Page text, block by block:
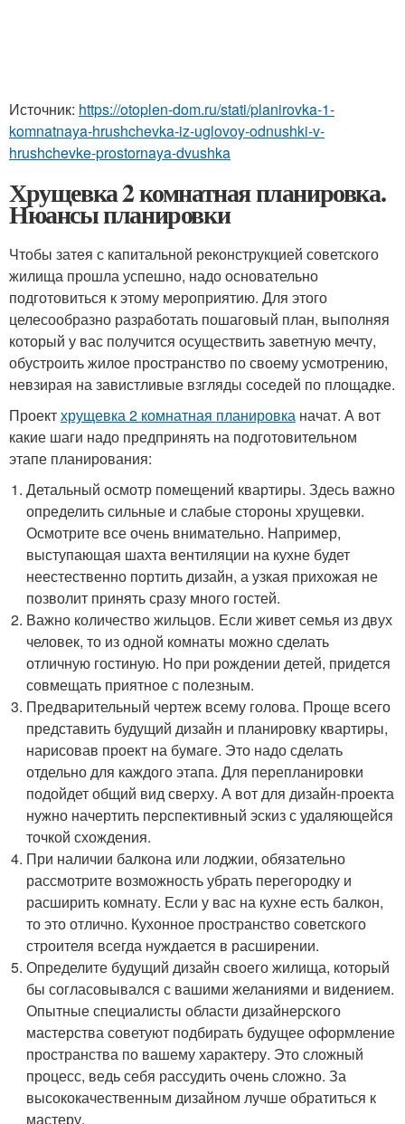
Источник: https://otoplen-dom.ru/stati/planirovka-1-
komnatnaya-hrushchevka-iz-uglovoy-odnushki-v-
hrushchevke-prostornaya-dvushka
Хрущевка 2 комнатная планировка.
Нюансы планировки
Чтобы затея с капитальной реконструкцией советского
жилища прошла успешно, надо основательно
подготовиться к этому мероприятию. Для этого
целесообразно разработать пошаговый план, выполняя
который у вас получится осуществить заветную мечту,
обустроить жилое пространство по своему усмотрению,
невзирая на завистливые взгляды соседей по площадке.
Проектхрущевка 2 комнатная планировка начат. А вот
какие шаги надо предпринять на подготовительном
этапе планирования:
Детальный осмотр помещений квартиры. Здесь важно
определить сильные и слабые стороны хрущевки.
Осмотрите все очень внимательно. Например,
выступающая шахта вентиляции на кухне будет
неестественно портить дизайн, а узкая прихожая не
позволит принять сразу много гостей.
Важно количество жильцов. Если живет семья из двух
человек, то из одной комнаты можно сделать
отличную гостиную. Но при рождении детей, придется
совмещать приятное с полезным.
Предварительный чертеж всему голова. Проще всего
представить будущий дизайн и планировку квартиры,
нарисовав проект на бумаге. Это надо сделать
отдельно для каждого этапа. Для перепланировки
подойдет общий вид сверху. А вот для дизайн-проекта
нужно начертить перспективный эскиз с удаляющейся
точкой схождения.
При наличии балкона или лоджии, обязательно
рассмотрите возможность убрать перегородку и
расширить комнату. Если у вас на кухне есть балкон,
то это отлично. Кухонное пространство советского
строителя всегда нуждается в расширении.
Определите будущий дизайн своего жилища, который
бы согласовывался с вашими желаниями и видением.
Опытные специалисты области дизайнерского
мастерства советуют подбирать будущее оформление
пространства по вашему характеру. Это сложный
процесс, ведь себя рассудить очень сложно. За
высококачественным дизайном лучше обратиться к
мастеру.